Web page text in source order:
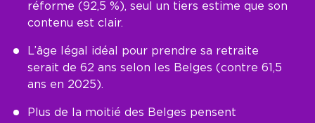
réforme (92,5 %), seul un tiers estime que son
contenu est clair.
L’âge légal idéal pour prendre sa retraite
serait de 62 ans selon les Belges (contre 61,5
ans en 2025).
Plus de la moitié des Belges pensent